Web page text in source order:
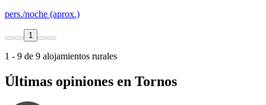
pers./noche (aprox.)
1
1 - 9 de 9 alojamientos rurales
Últimas opiniones en Tornos